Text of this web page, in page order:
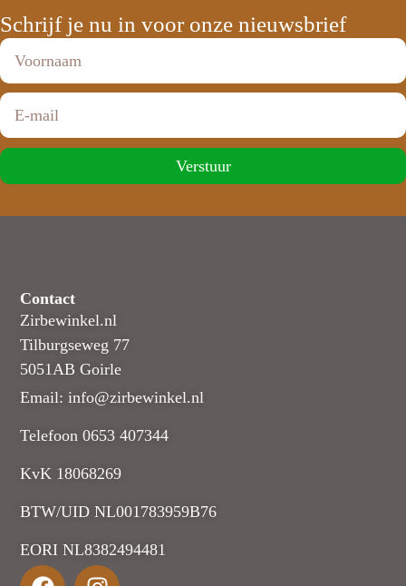
Schrijf je nu in voor onze nieuwsbrief
Verstuur
Contact
Zirbewinkel.nl
Tilburgseweg 77
5051AB Goirle
Email: info@zirbewinkel.nl
Telefoon 0653 407344
KvK 18068269
BTW/UID NL001783959B76
EORI NL8382494481